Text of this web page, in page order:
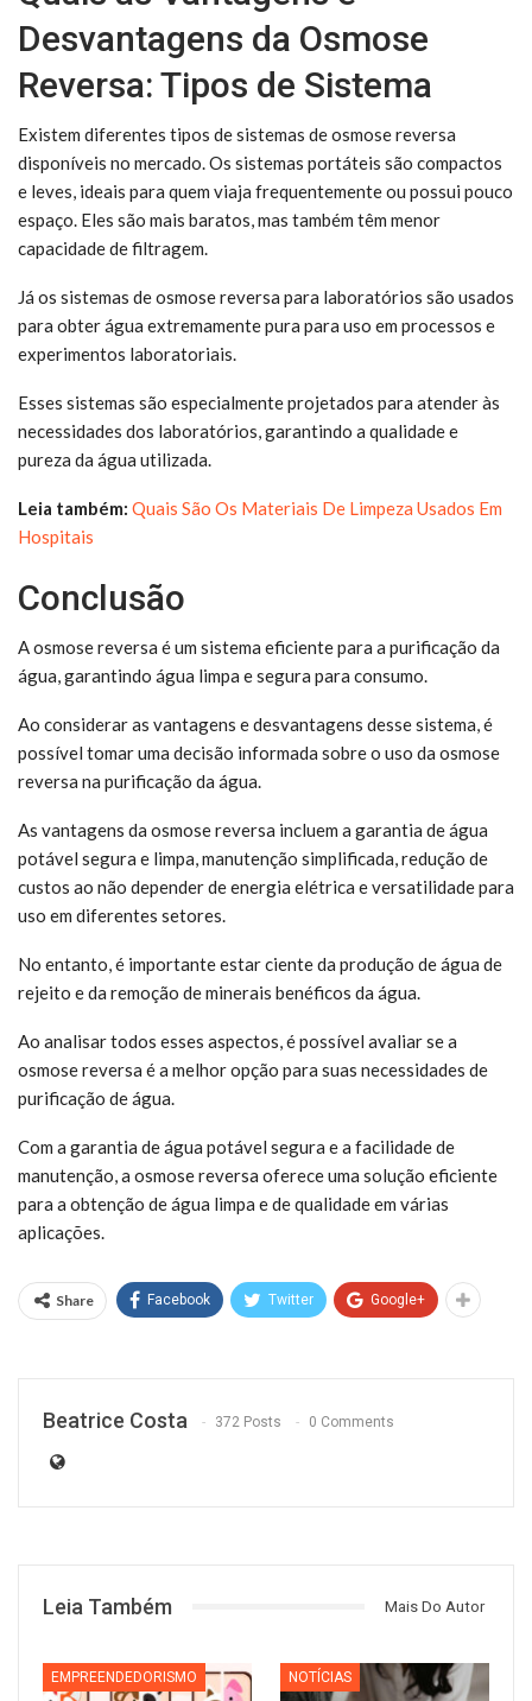
Desvantagens da Osmose
Reversa: Tipos de Sistema
Existem diferentes tipos de sistemas de osmose reversa
disponíveis no mercado. Os sistemas portáteis são compactos
e leves, ideais para quem viaja frequentemente ou possui pouco
espaço. Eles são mais baratos, mas também têm menor
capacidade de filtragem.
Já os sistemas de osmose reversa para laboratórios são usados
para obter água extremamente pura para uso em processos e
experimentos laboratoriais.
Esses sistemas são especialmente projetados para atender às
necessidades dos laboratórios, garantindo a qualidade e
pureza da água utilizada.
Leia também: Quais São Os Materiais De Limpeza Usados Em
Hospitais
Conclusão
A osmose reversa é um sistema eficiente para a purificação da
água, garantindo água limpa e segura para consumo.
Ao considerar as vantagens e desvantagens desse sistema, é
possível tomar uma decisão informada sobre o uso da osmose
reversa na purificação da água.
As vantagens da osmose reversa incluem a garantia de água
potável segura e limpa, manutenção simplificada, redução de
custos ao não depender de energia elétrica e versatilidade para
uso em diferentes setores.
No entanto, é importante estar ciente da produção de água de
rejeito e da remoção de minerais benéficos da água.
Ao analisar todos esses aspectos, é possível avaliar se a
osmose reversa é a melhor opção para suas necessidades de
purificação de água.
Com a garantia de água potável segura e a facilidade de
manutenção, a osmose reversa oferece uma solução eficiente
para a obtenção de água limpa e de qualidade em várias
aplicações.
Share Facebook Twitter Google+
Beatrice Costa 372 Posts 0 Comments
Leia Também Mais Do Autor
EMPREENDEDORISMO NOTÍCIAS